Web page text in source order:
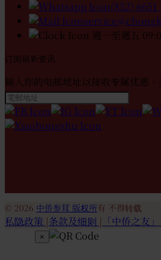
(852) 6651
週一至週五
订阅最新资讯
输入你的电邮地址以接收专属优惠
Please
empty.
© 2026 中侨参茸 版权所有 不得转载
私隐政策 |条款及细则 | 「中侨之友
×